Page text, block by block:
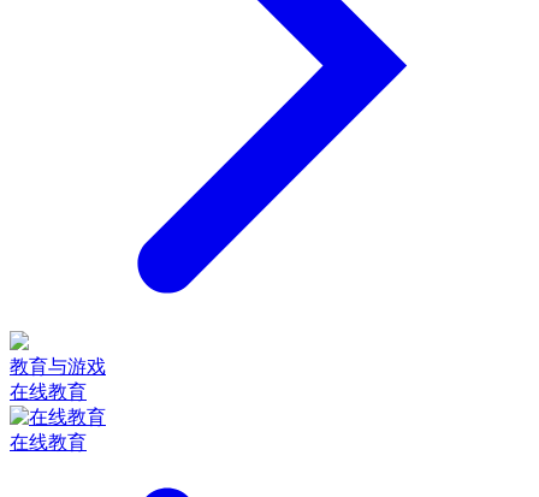
教育与游戏
在线教育
在线教育